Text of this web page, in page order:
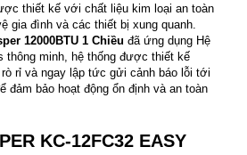
thiết kế với chất liệu kim loại an toàn
gia đình và các thiết bị xung quanh.
12000BTU 1 Chiều đã ứng dụng Hệ
thông minh, hệ thống được thiết kế
rỉ và ngay lập tức gửi cảnh báo lỗi tới
đảm bảo hoạt động ổn định và an toàn
KC-12FC32 EASY